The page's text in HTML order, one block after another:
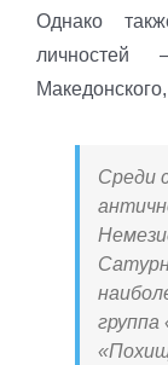
Однако
личностей
Среди
группа